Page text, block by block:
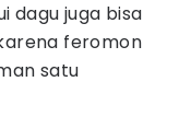
dagu juga bisa
feromon
satu